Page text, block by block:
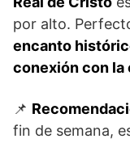
por alto.
encanto
conexión con la
📌
fin de semana,